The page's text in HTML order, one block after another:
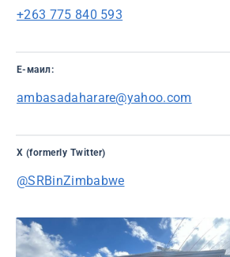
+263 775 840 593
Е-маил:
ambasadaharare@yahoo.com
X (formerly Twitter)
@SRBinZimbabwe